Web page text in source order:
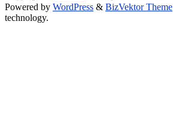
Powered by WordPress & BizVektor Theme
technology.